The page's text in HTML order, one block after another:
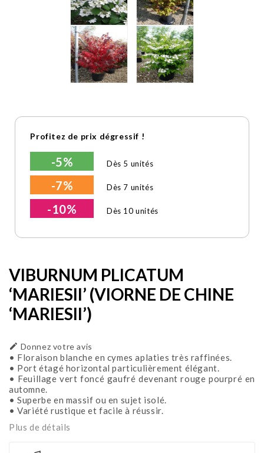
Profitez de prix dégressif !
-5% Dès 5 unités
-7% Dès 7 unités
-10% Dès 10 unités
VIBURNUM PLICATUM
‘MARIESII’ (VIORNE DE CHINE
‘MARIESII’)
 Donnez votre avis
• Floraison blanche en cymes aplaties très raffinées.
• Port étagé horizontal particulièrement élégant.
• Feuillage vert foncé gaufré devenant rouge pourpré en
automne.
• Superbe en massif ou en sujet isolé.
• Variété rustique et facile à réussir.
Plus de détails